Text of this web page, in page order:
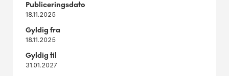
Publiceringsdato
18.11.2025
Gyldig fra
18.11.2025
Gyldig til
31.01.2027